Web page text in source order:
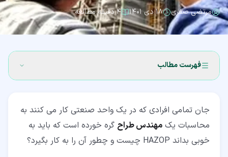
مرتضی صفری ۱۸ دی ۱۴۰۱ ۴ دقیقه مطالعه
فهرست مطالب
۳‏- تعاریف مهم در مطالعات HAZOP چیست؟
جان تمامی افرادی که در یک واحد صنعتی کار می کنند به
محاسبات یک مهندس طراح گره خورده است که باید به
خوبی بداند HAZOP چیست و چطور آن را به کار بگیرد؟